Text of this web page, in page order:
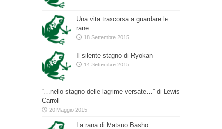
Una vita trascorsa a guardare le
rane…
18 Settembre 2015
Il silente stagno di Ryokan
14 Settembre 2015
“…nello stagno delle lagrime versate…” di Lewis
Carroll
20 Maggio 2015
La rana di Matsuo Basho